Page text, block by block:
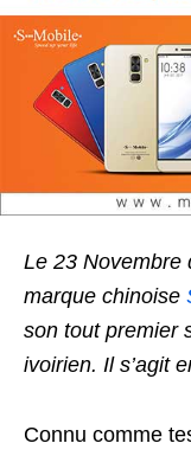
Le 23 Novembre
marque chinoise
son tout premier
ivoirien. Il s’agit
Connu comme